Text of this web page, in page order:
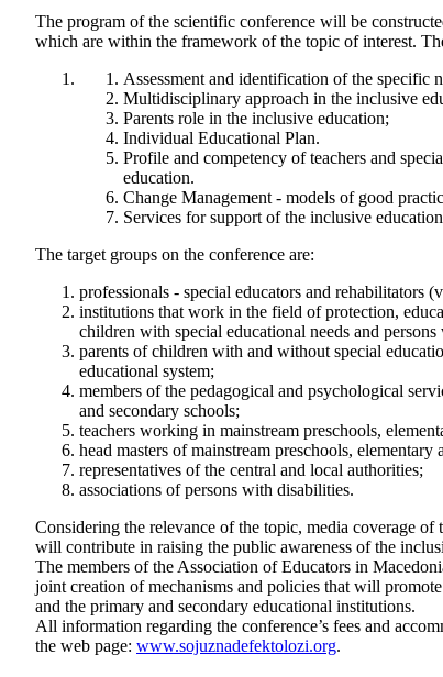
The program of the scientific conference will be
which are within the framework of the topic of interest.
Assessment and identification of the specific
Multidisciplinary approach in the inclusive
Parents role in the inclusive education;
Individual Educational Plan.
Profile and competency of teachers and
education.
Change Management - models of good
Services for support of the inclusive
The target groups on the conference are:
professionals - special educators and rehabilitators
institutions that work in the field of protection,
children with special educational needs and
parents of children with and without special
educational system;
members of the pedagogical and psychological
and secondary schools;
teachers working in mainstream preschools,
head masters of mainstream preschools, elementary
representatives of the central and local authorities;
associations of persons with disabilities.
Considering the relevance of the topic, media coverage of
will contribute in raising the public awareness of the
The members of the Association of Educators in
joint creation of mechanisms and policies that will
and the primary and secondary educational institutions.
All information regarding the conference’s fees and
the web page: www.sojuznadefektolozi.org.